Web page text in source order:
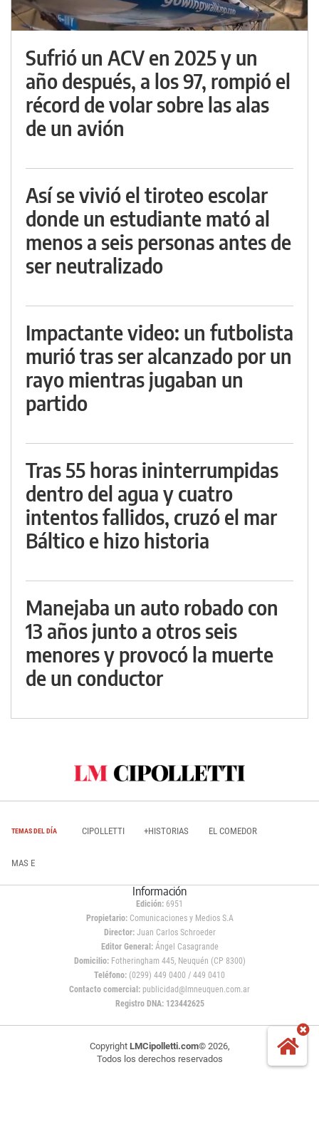
Sufrió un ACV en 2025 y un
año después, a los 97, rompió el
récord de volar sobre las alas
de un avión
Así se vivió el tiroteo escolar
donde un estudiante mató al
menos a seis personas antes de
ser neutralizado
Impactante video: un futbolista
murió tras ser alcanzado por un
rayo mientras jugaban un
partido
Tras 55 horas ininterrumpidas
dentro del agua y cuatro
intentos fallidos, cruzó el mar
Báltico e hizo historia
Manejaba un auto robado con
13 años junto a otros seis
menores y provocó la muerte
de un conductor
TEMAS DEL DÍA CIPOLLETTI +HISTORIAS EL COMEDOR
MAS E
Información
Edición: 6951
Propietario:Comunicaciones y Medios S.A
Director: Juan Carlos Schroeder
Editor General:Ángel Casagrande
Domicilio:Fotheringham 445, Neuquén (CP 8300)
Teléfono: (0299) 449 0400 / 449 0410
Contacto comercial: publicidad@lmneuquen.com.ar
Registro DNA: 123442625
Copyright LMCipolletti.com© 2026,
Todos los derechos reservados